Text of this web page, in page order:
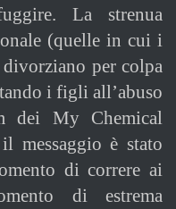
La strenua
(quelle in cui i
per colpa
i figli all’abuso
dei My Chemical
messaggio è stato
di correre ai
di estrema